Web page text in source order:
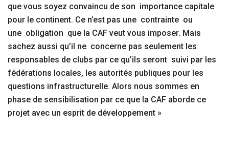
que vous soyez convaincu de son importance capitale
pour le continent. Ce n’est pas une contrainte ou
une obligation que la CAF veut vous imposer. Mais
sachez aussi qu’il ne concerne pas seulement les
responsables de clubs par ce qu’ils seront suivi par les
fédérations locales, les autorités publiques pour les
questions infrastructurelle. Alors nous sommes en
phase de sensibilisation par ce que la CAF aborde ce
projet avec un esprit de développement »